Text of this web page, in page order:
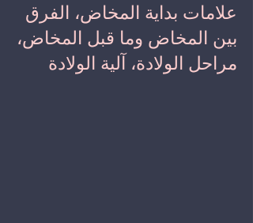
علامات بداية المخاض، الفرق
بين المخاض وما قبل المخاض،
مراحل الولادة، آلية الولادة